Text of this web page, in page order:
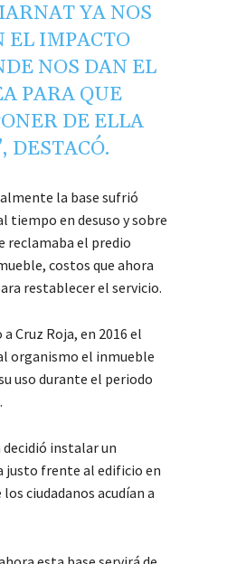
YA NOS
EL IMPACTO
NOS DAN EL
PARA QUE
DE ELLA
DESTACÓ.
la base sufrió
tiempo en desuso y sobre
reclamaba el predio
costos que ahora
restablecer el servicio.
Cruz Roja, en 2016 el
organismo el inmueble
uso durante el periodo
decidió instalar un
justo frente al edificio en
ciudadanos acudían a